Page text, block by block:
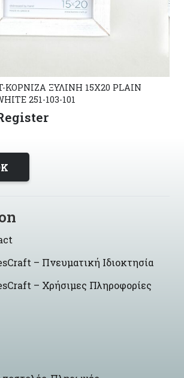
ΚΟΡΝΙΖΑ ΞΥΛΙΝΗ 15X20 PLAIN
251-103-101
– Πνευματική Ιδιοκτησία
– Χρήσιμες Πληροφορίες